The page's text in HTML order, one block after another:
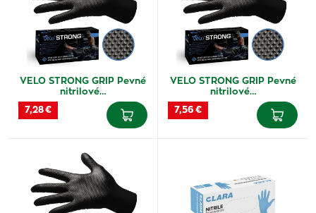
VELO STRONG GRIP Pevné
nitrilové…
7,28 €
VELO STRONG GRIP Pevné
nitrilové…
7,56 €